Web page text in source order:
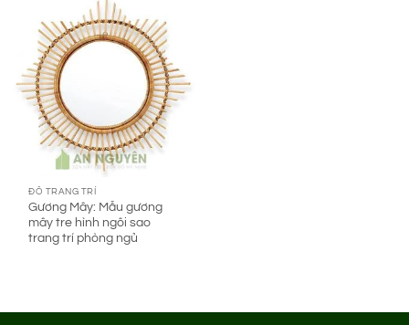
ĐỒ TRANG TRÍ
Gương Mây: Mẫu gương
mây tre hình ngôi sao
trang trí phòng ngủ